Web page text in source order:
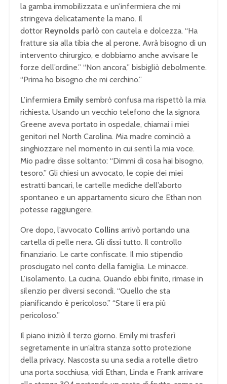
la gamba immobilizzata e un’infermiera che mi
stringeva delicatamente la mano. Il
dottor Reynolds parlò con cautela e dolcezza. “Ha
fratture sia alla tibia che al perone. Avrà bisogno di un
intervento chirurgico, e dobbiamo anche avvisare le
forze dell’ordine.” “Non ancora,” bisbigliò debolmente.
“Prima ho bisogno che mi cerchino.”
L’infermiera Emily sembrò confusa ma rispettò la mia
richiesta. Usando un vecchio telefono che la signora
Greene aveva portato in ospedale, chiamai i miei
genitori nel North Carolina. Mia madre cominciò a
singhiozzare nel momento in cui sentì la mia voce.
Mio padre disse soltanto: “Dimmi di cosa hai bisogno,
tesoro.” Gli chiesi un avvocato, le copie dei miei
estratti bancari, le cartelle mediche dell’aborto
spontaneo e un appartamento sicuro che Ethan non
potesse raggiungere.
Ore dopo, l’avvocato Collins arrivò portando una
cartella di pelle nera. Gli dissi tutto. Il controllo
finanziario. Le carte confiscate. Il mio stipendio
prosciugato nel conto della famiglia. Le minacce.
L’isolamento. La cucina. Quando ebbi finito, rimase in
silenzio per diversi secondi. “Quello che sta
pianificando è pericoloso.” “Stare lì era più
pericoloso.”
Il piano iniziò il terzo giorno. Emily mi trasferì
segretamente in un’altra stanza sotto protezione
della privacy. Nascosta su una sedia a rotelle dietro
una porta socchiusa, vidi Ethan, Linda e Frank arrivare